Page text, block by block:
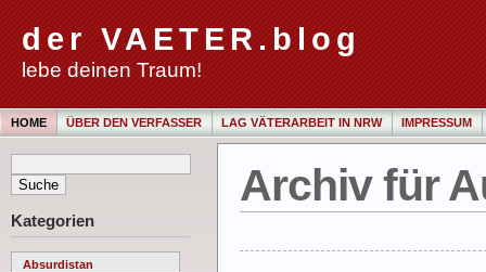
der VAETER.blog
lebe deinen Traum!
HOME ÜBER DEN VERFASSER LAG VÄTERARBEIT IN NRW IMPRESSUM
Kategorien
Absurdistan
Archiv für